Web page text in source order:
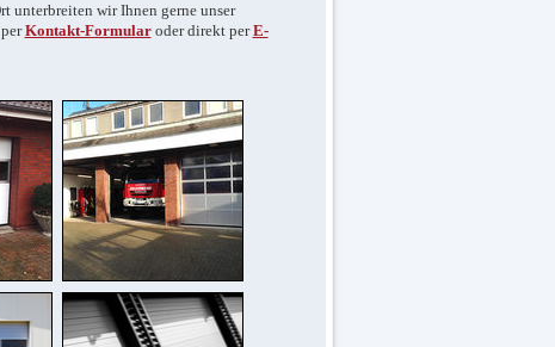
unterbreiten wir Ihnen gerne unser
Kontakt-Formularoder direkt perE-